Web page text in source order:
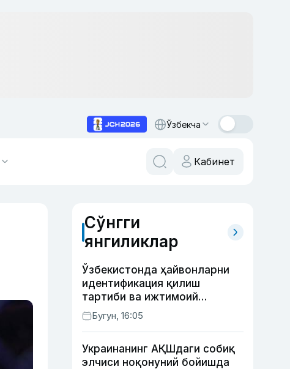
Ўзбекча
Кабинет
Сўнгги
янгиликлар
Ўзбекистонда ҳайвонларни
идентификация қилиш
тартиби ва ижтимоий
тармоқлардаги фейк
хабарларга изоҳ берилди
Бугун, 16:05
Украинанинг АҚШдаги собиқ
элчиси ноқонуний бойишда